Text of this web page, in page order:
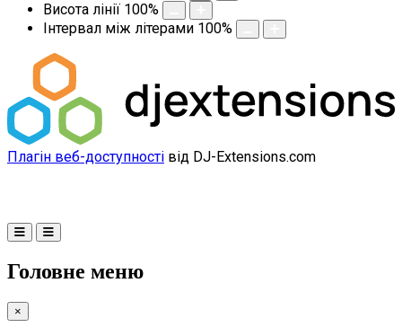
Висота лінії 100%
Інтервал між літерами 100%
Плагін веб-доступності від DJ-Extensions.com
Головне меню
×